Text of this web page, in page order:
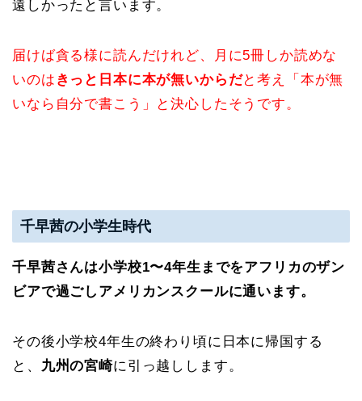
遠しかったと言います。
届けば貪る様に読んだけれど、月に5冊しか読めな
いのは きっと日本に本が無いからだと考え「本が無
いなら自分で書こう」と決心したそうです。
千早茜の小学生時代
千早茜さんは小学校1〜4年生までをアフリカのザン
ビアで過ごしアメリカンスクールに通います。
その後小学校4年生の終わり頃に日本に帰国する
と、 九州の宮崎に引っ越しします。